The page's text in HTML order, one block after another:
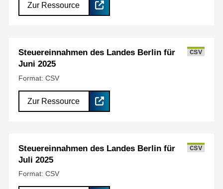
Zur Ressource
Steuereinnahmen des Landes Berlin für
Juni 2025
CSV
Format: CSV
Zur Ressource
Steuereinnahmen des Landes Berlin für
Juli 2025
CSV
Format: CSV